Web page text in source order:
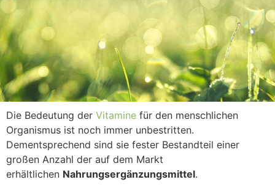
Die Bedeutung der Vitamine für den menschlichen
Organismus ist noch immer unbestritten.
Dementsprechend sind sie fester Bestandteil einer
großen Anzahl der auf dem Markt
erhältlichen Nahrungsergänzungsmittel.